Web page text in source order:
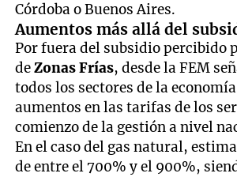
Córdoba o Buenos Aires.
Aumentos más allá del
Por fuera del subsidio percibido
deZonas Frías, desde la FEM
todos los sectores de la
aumentos en las tarifas de los
comienzo de la gestión a nivel
En el caso del gas natural,
de entre el 700% y el 900%,